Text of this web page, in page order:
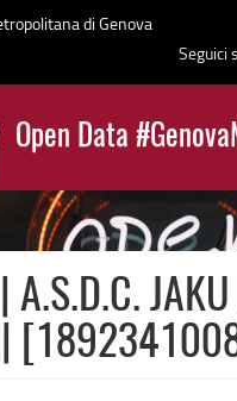
di Genova
Seguici
Open Data